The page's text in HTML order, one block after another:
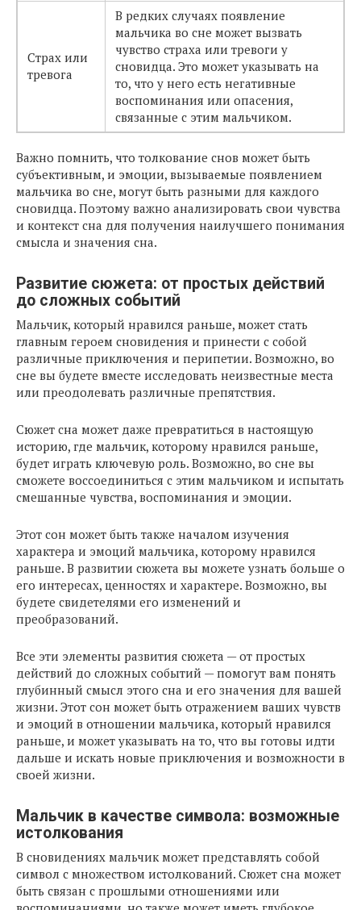
Страх или
тревога
В редких случаях появление
мальчика во сне может вызвать
чувство страха или тревоги у
сновидца. Это может указывать на
то, что у него есть негативные
воспоминания или опасения,
связанные с этим мальчиком.
Важно помнить, что толкование снов может быть
субъективным, и эмоции, вызываемые появлением
мальчика во сне, могут быть разными для каждого
сновидца. Поэтому важно анализировать свои чувства
и контекст сна для получения наилучшего понимания
смысла и значения сна.
Развитие сюжета: от простых действий
до сложных событий
Мальчик, который нравился раньше, может стать
главным героем сновидения и принести с собой
различные приключения и перипетии. Возможно, во
сне вы будете вместе исследовать неизвестные места
или преодолевать различные препятствия.
Сюжет сна может даже превратиться в настоящую
историю, где мальчик, которому нравился раньше,
будет играть ключевую роль. Возможно, во сне вы
сможете воссоединиться с этим мальчиком и испытать
смешанные чувства, воспоминания и эмоции.
Этот сон может быть также началом изучения
характера и эмоций мальчика, которому нравился
раньше. В развитии сюжета вы можете узнать больше о
его интересах, ценностях и характере. Возможно, вы
будете свидетелями его изменений и
преобразований.
Все эти элементы развития сюжета — от простых
действий до сложных событий — помогут вам понять
глубинный смысл этого сна и его значения для вашей
жизни. Этот сон может быть отражением ваших чувств
и эмоций в отношении мальчика, который нравился
раньше, и может указывать на то, что вы готовы идти
дальше и искать новые приключения и возможности в
своей жизни.
Мальчик в качестве символа: возможные
истолкования
В сновидениях мальчик может представлять собой
символ с множеством истолкований. Сюжет сна может
быть связан с прошлыми отношениями или